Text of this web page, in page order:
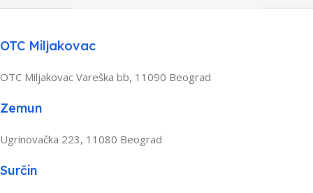
OTC Miljakovac
OTC Miljakovac Vareška bb, 11090 Beograd
Zemun
Ugrinovačka 223, 11080 Beograd
Surčin